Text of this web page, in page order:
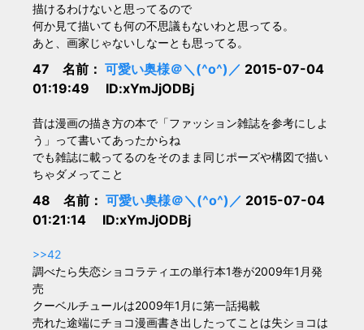
描けるわけないと思ってるので
何か見て描いても何の不思議もないわと思ってる。
あと、画家じゃないしなーとも思ってる。
47 名前： 可愛い奥様＠＼(^o^)／ 2015-07-04
01:19:49 ID:xYmJjODBj
昔は漫画の描き方の本で「ファッション雑誌を参考にしよ
う」って書いてあったからね
でも雑誌に載ってるのをそのまま同じポーズや構図で描い
ちゃダメってこと
48 名前： 可愛い奥様＠＼(^o^)／ 2015-07-04
01:21:14 ID:xYmJjODBj
>>42
調べたら失恋ショコラティエの単行本1巻が2009年1月発
売
クーベルチュールは2009年1月に第一話掲載
売れた途端にチョコ漫画書き出したってことは失ショコは